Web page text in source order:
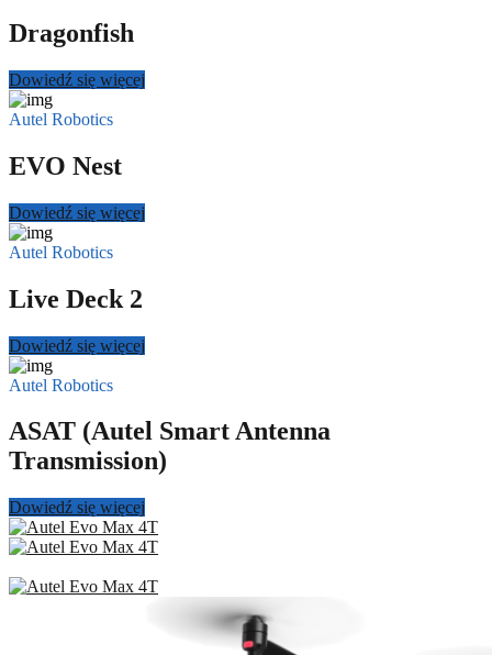
Dragonfish
Dowiedź się więcej
Autel Robotics
EVO Nest
Dowiedź się więcej
Autel Robotics
Live Deck 2
Dowiedź się więcej
Autel Robotics
ASAT (Autel Smart Antenna
Transmission)
Dowiedź się więcej